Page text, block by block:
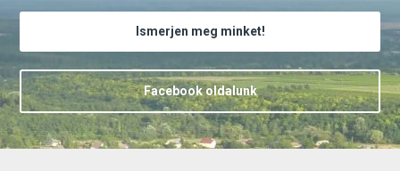
Ismerjen meg minket!
Facebook oldalunk